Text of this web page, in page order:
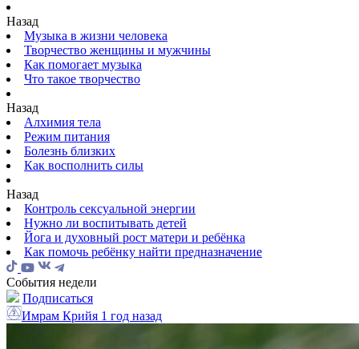
Назад
Музыка в жизни человека
Творчество женщины и мужчины
Как помогает музыка
Что такое творчество
Назад
Алхимия тела
Режим питания
Болезнь близких
Как восполнить силы
Назад
Контроль сексуальной энергии
Нужно ли воспитывать детей
Йога и духовный рост матери и ребёнка
Как помочь ребёнку найти предназначение
События недели
Подписаться
Имрам Крийя 1 год назад